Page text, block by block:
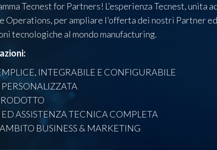
Tecnest for Partners! L’esperienza Tecnest, unita
Operations, per ampliare l’offerta dei nostri Partner
tecnologiche al mondo manufacturing.
INTEGRABILE E CONFIGURABILE
ASSISTENZA TECNICA COMPLETA
BUSINESS & MARKETING